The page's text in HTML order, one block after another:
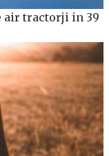
air tractorji in 39